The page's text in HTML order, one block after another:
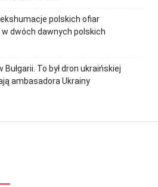
polskich ofiar
dwóch dawnych polskich
Bułgarii. To był dron ukraińskiej
ambasadora Ukrainy